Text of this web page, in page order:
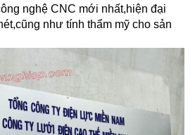
nghệ CNC mới nhất,hiện đại
như tính thẩm mỹ cho sản